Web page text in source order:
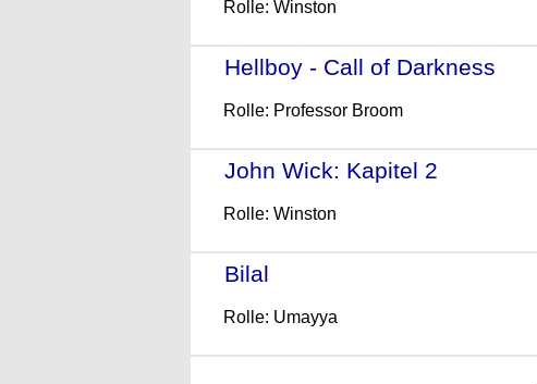
Rolle: Winston
Hellboy - Call of Darkness
Rolle: Professor Broom
John Wick: Kapitel 2
Rolle: Winston
Bilal
Rolle: Umayya